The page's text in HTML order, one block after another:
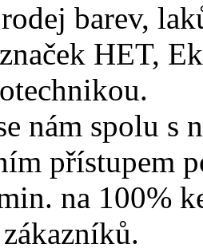
barev,
HET,
nám spolu s
přístupem
na 100%